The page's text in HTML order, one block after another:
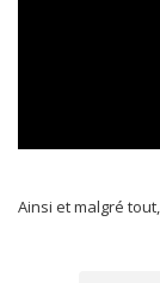
Ainsi et malgré